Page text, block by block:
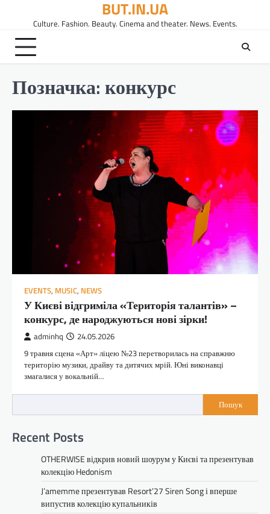
вмісту
BUT.IN.UA
Culture. Fashion. Beauty. Cinema and theater. News. Events.
Позначка:конкурс
EVENTS, MUSIC, NEWS
У Києві відгриміла «Територія талантів» –
конкурс, де народжуються нові зірки!
adminhq 24.05.2026
9 травня сцена «Арт» ліцею №23 перетворилась на справжню
територію музики, драйву та дитячих мрій. Юні виконавці
змагалися у вокальній…
Пошук
Recent Posts
OTHERWISE відкрив новий шоурум у Києві та презентував
колекцію Hedonism
J’amemme презентував Resort’27 Siren Song і вперше
випустив колекцію купальників